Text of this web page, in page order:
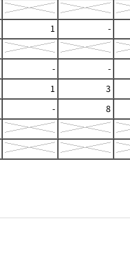
1 -
- -
1 3
- 8